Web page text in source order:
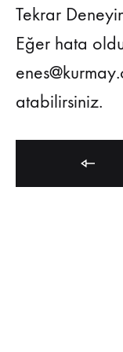
Tekrar
Eğer hata
atabilirsiniz.